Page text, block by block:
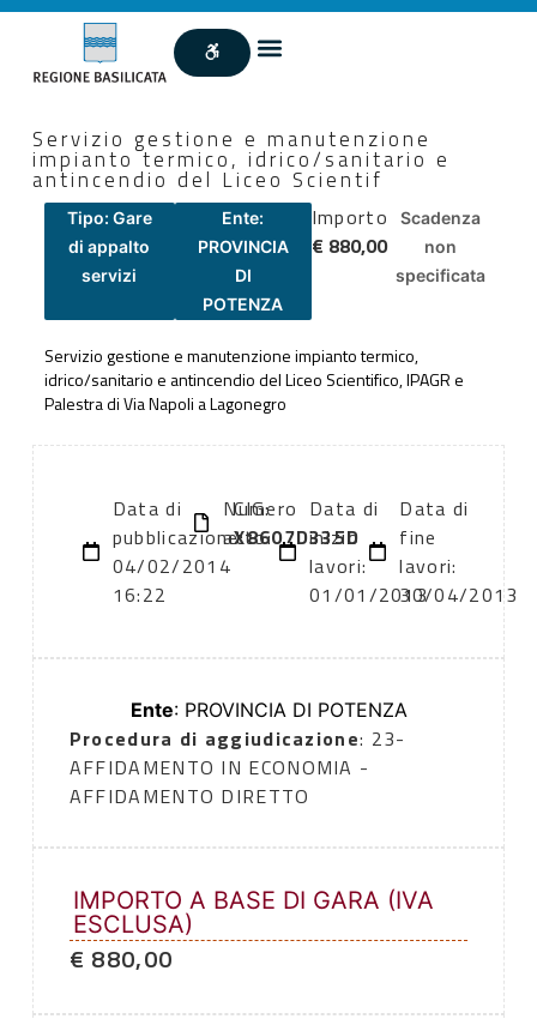
Servizio gestione e manutenzione
impianto termico, idrico/sanitario e
antincendio del Liceo Scientif
Tipo: Gare
di appalto
servizi
Ente:
PROVINCIA
DI
POTENZA
Importo
€ 880,00
Scadenza
non
specificata
Servizio gestione e manutenzione impianto termico,
idrico/sanitario e antincendio del Liceo Scientifico, IPAGR e
Palestra di Via Napoli a Lagonegro
Data di
pubblicazione:
04/02/2014
16:22
Numero
atto:
CIG:
X8607D335D
Data di
inizio
lavori:
01/01/2013
Data di
fine
lavori:
30/04/2013
Ente: PROVINCIA DI POTENZA
Procedura di aggiudicazione: 23-
AFFIDAMENTO IN ECONOMIA -
AFFIDAMENTO DIRETTO
IMPORTO A BASE DI GARA (IVA
ESCLUSA)
€ 880,00